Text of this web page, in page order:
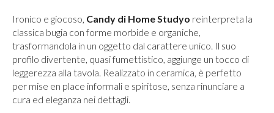
Ironico e giocoso, Candy di Home Studyo reinterpreta la
classica bugia con forme morbide e organiche,
trasformandola in un oggetto dal carattere unico. Il suo
profilo divertente, quasi fumettistico, aggiunge un tocco di
leggerezza alla tavola. Realizzato in ceramica, è perfetto
per mise en place informali e spiritose, senza rinunciare a
cura ed eleganza nei dettagli.